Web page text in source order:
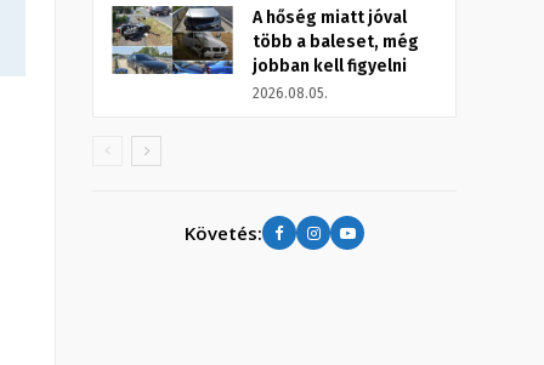
A hőség miatt jóval
több a baleset, még
jobban kell figyelni
2026.08.05.
Követés: